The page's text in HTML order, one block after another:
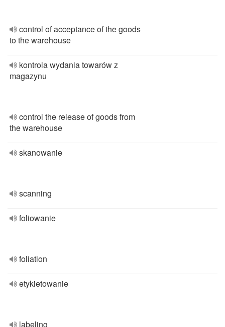
control of acceptance of the goods
to the warehouse
kontrola wydania towarów z
magazynu
control the release of goods from
the warehouse
skanowanie
scanning
foliowanie
foliation
etykietowanie
labeling